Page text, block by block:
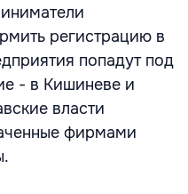
регистрацию в
попадут под
- в Кишиневе и
власти
фирмами